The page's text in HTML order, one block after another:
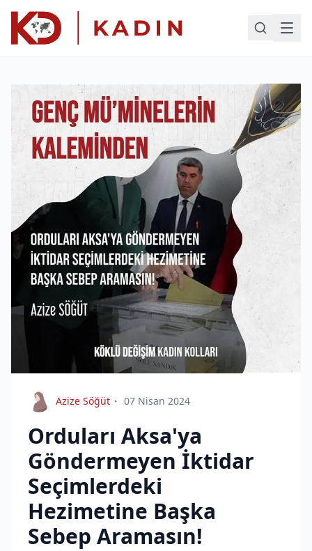
Azize Söğüt 07 Nisan 2024
Orduları Aksa'ya
Göndermeyen İktidar
Seçimlerdeki
Hezimetine Başka
Sebep Aramasın!